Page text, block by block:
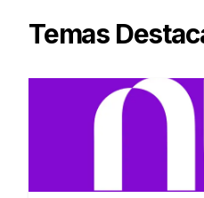
Temas